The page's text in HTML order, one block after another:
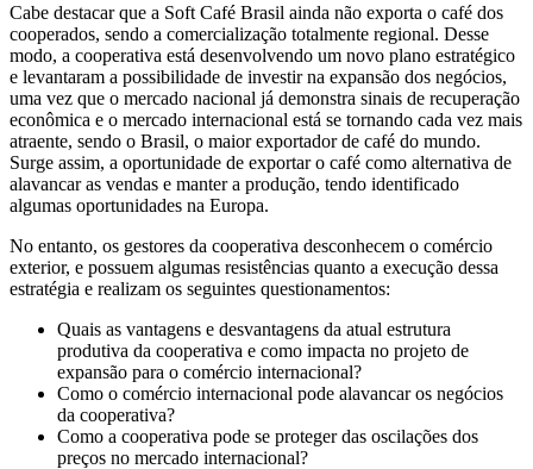
Cabe destacar que a Soft Café Brasil ainda não exporta o café dos
cooperados, sendo a comercialização totalmente regional. Desse
modo, a cooperativa está desenvolvendo um novo plano estratégico
e levantaram a possibilidade de investir na expansão dos negócios,
uma vez que o mercado nacional já demonstra sinais de recuperação
econômica e o mercado internacional está se tornando cada vez mais
atraente, sendo o Brasil, o maior exportador de café do mundo.
Surge assim, a oportunidade de exportar o café como alternativa de
alavancar as vendas e manter a produção, tendo identificado
algumas oportunidades na Europa.
No entanto, os gestores da cooperativa desconhecem o comércio
exterior, e possuem algumas resistências quanto a execução dessa
estratégia e realizam os seguintes questionamentos:
Quais as vantagens e desvantagens da atual estrutura
produtiva da cooperativa e como impacta no projeto de
expansão para o comércio internacional?
Como o comércio internacional pode alavancar os negócios
da cooperativa?
Como a cooperativa pode se proteger das oscilações dos
preços no mercado internacional?